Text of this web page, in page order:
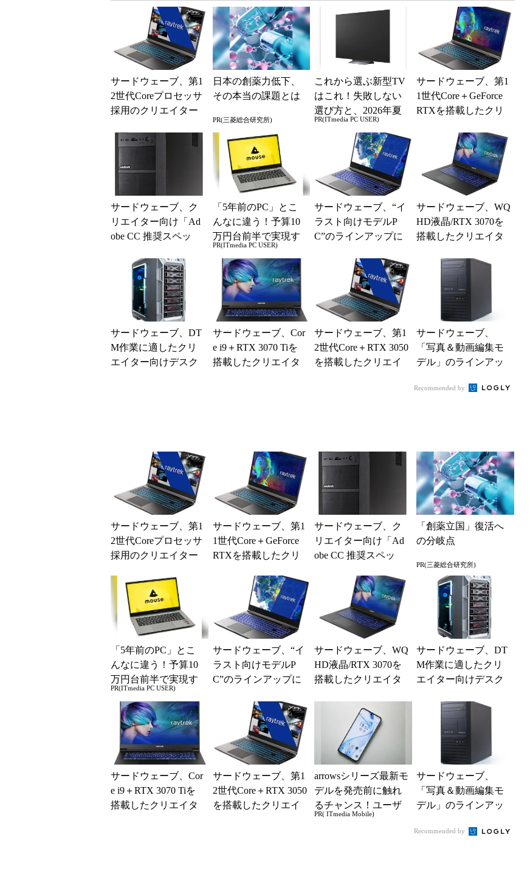
サードウェーブ、第1
2世代Coreプロセッサ
採用のクリエイター
トPC
日本の創薬力低下、
その本当の課題とは
PR(三菱総合研究所)
これから選ぶ新型TV
はこれ！失敗しない
選び方と、2026年夏
の一押しモデル
PR(ITmedia PC USER)
サードウェーブ、第1
1世代Core＋GeForce
RTXを搭載したクリ
サードウェーブ、ク
リエイター向け「Ad
obe CC 推奨スペッ
ルを追加
「5年前のPC」とこ
んなに違う！予算10
万円台前半で実現す
る快適PCライフ
PR(ITmedia PC USER)
サードウェーブ、“イ
ラスト向けモデルP
C”のラインアップに
「G5-R」を追加
サードウェーブ、WQ
HD液晶/RTX 3070を
搭載したクリエイタ
ートPC
サードウェーブ、DT
M作業に適したクリ
エイター向けデスク
サードウェーブ、Cor
e i9＋RTX 3070 Tiを
搭載したクリエイタ
サードウェーブ、第1
2世代Core＋RTX 3050
を搭載したクリエイ
サードウェーブ、
「写真＆動画編集モ
デル」のラインアッ
投入
Recommended by
サードウェーブ、第1
2世代Coreプロセッサ
採用のクリエイター
トPC
サードウェーブ、第1
1世代Core＋GeForce
RTXを搭載したクリ
サードウェーブ、ク
リエイター向け「Ad
obe CC 推奨スペッ
「創薬立国」復活へ
の分岐点
PR(三菱総合研究所)
「5年前のPC」とこ
んなに違う！予算10
万円台前半で実現す
る快適PCライフ
PR(ITmedia PC USER)
サードウェーブ、“イ
ラスト向けモデルP
C”のラインアップに
「G5-R」を追加
サードウェーブ、WQ
HD液晶/RTX 3070を
搭載したクリエイタ
サードウェーブ、DT
M作業に適したクリ
エイター向けデスク
ソフトの動作検証済
サードウェーブ、Cor
e i9＋RTX 3070 Tiを
搭載したクリエイタ
サードウェーブ、第1
2世代Core＋RTX 3050
を搭載したクリエイ
arrowsシリーズ最新モ
デルを発売前に触れ
るチャンス！ユーザ
ー座談会開催
PR( ITmedia Mobile)
サードウェーブ、
「写真＆動画編集モ
デル」のラインアッ
投入
Recommended by